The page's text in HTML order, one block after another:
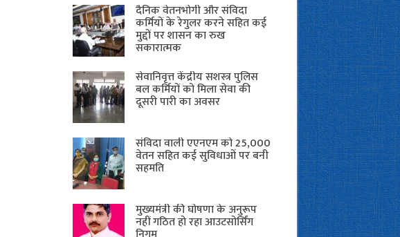
दैनिक वेतनभोगी और संविदा
कर्मियों के रेगुलर करने सहित कई
मुद्दों पर शासन का रुख
सकारात्मक
सेवानिवृत्त केंद्रीय सशस्त्र पुलिस
बल ​कर्मियों को मिला सेवा की
दूसरी पारी का अवसर
संविदा वाली एएनएम को 25,000
वेतन सहित कई सुविधाओं पर बनी
सहमति
मुख्यमंत्री की घोषणा के अनुरूप
नहीं गठित हो रहा आउटसोर्सिंग